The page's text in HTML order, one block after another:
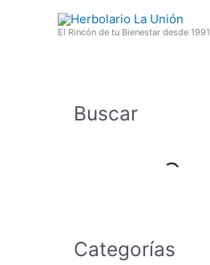
El Rincón de tu Bienestar desde 1991
Buscar
Categorías